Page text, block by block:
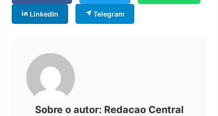
LinkedIn Telegram
Sobre o autor: Redacao Central